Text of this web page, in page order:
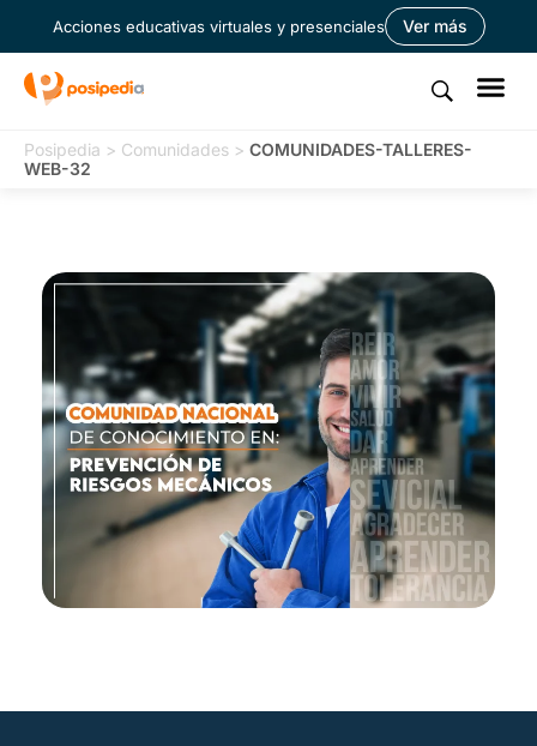
Acciones educativas virtuales y presenciales Ver más
Posipedia > Comunidades > COMUNIDADES-TALLERES-
WEB-32